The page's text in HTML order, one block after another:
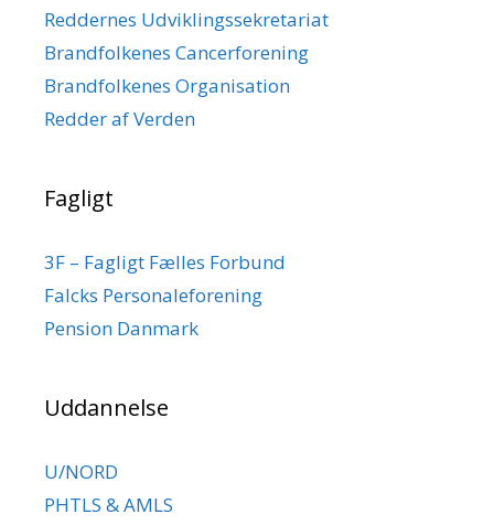
Reddernes Udviklingssekretariat
Brandfolkenes Cancerforening
Brandfolkenes Organisation
Redder af Verden
Fagligt
3F – Fagligt Fælles Forbund
Falcks Personaleforening
Pension Danmark
Uddannelse
U/NORD
PHTLS & AMLS